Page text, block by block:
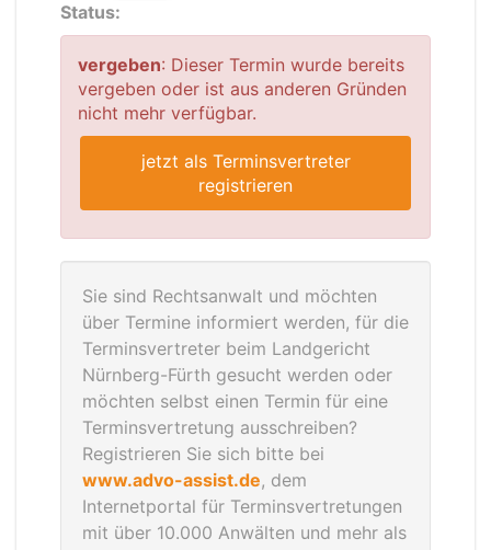
Status:
vergeben: Dieser Termin wurde bereits
vergeben oder ist aus anderen Gründen
nicht mehr verfügbar.
jetzt als Terminsvertreter
registrieren
Sie sind Rechtsanwalt und möchten
über Termine informiert werden, für die
Terminsvertreter beim Landgericht
Nürnberg-Fürth gesucht werden oder
möchten selbst einen Termin für eine
Terminsvertretung ausschreiben?
Registrieren Sie sich bitte bei
www.advo-assist.de, dem
Internetportal für Terminsvertretungen
mit über 10.000 Anwälten und mehr als